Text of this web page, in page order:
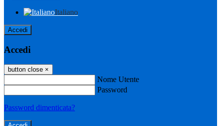
Italiano
Accedi
Accedi
button close ×
Nome Utente
Password
Password dimenticata?